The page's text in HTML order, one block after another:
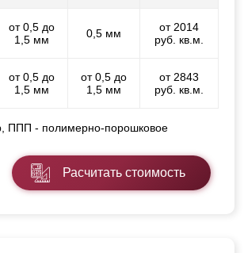
от 0,5 до
1,5 мм
0,5 мм
от 2014
руб. кв.м.
от 0,5 до
1,5 мм
от 0,5 до
1,5 мм
от 2843
руб. кв.м.
ППП - полимерно-порошковое
Расчитать стоимость